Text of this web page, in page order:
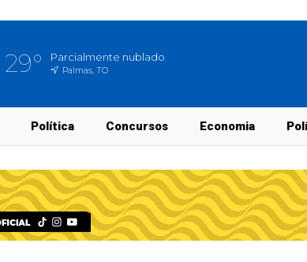
29° Parcialmente nublado
Palmas, TO
Política Concursos Economia